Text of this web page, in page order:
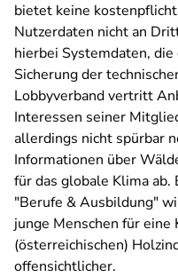
bietet keine
Nutzerdaten nicht an
hierbei Systemdaten,
Sicherung der
Lobbyverband vertritt
Interessen seiner
allerdings nicht spürbar
Informationen über
für das globale Klima ab.
"Berufe & Ausbildung"
junge Menschen für eine
(österreichischen)
offensichtlicher.